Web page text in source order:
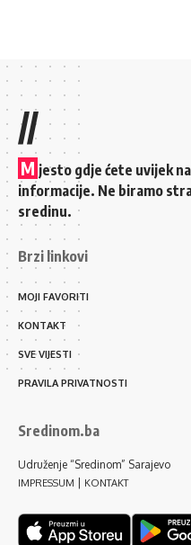
//
M jesto gdje ćete uvijek
informacije. Ne biramo
sredinu.
Brzi linkovi
MOJI FAVORITI
KONTAKT
SVE VIJESTI
PRAVILA PRIVATNOSTI
Sredinom.ba
Udruženje “Sredinom” Sarajevo
IMPRESSUM | KONTAKT